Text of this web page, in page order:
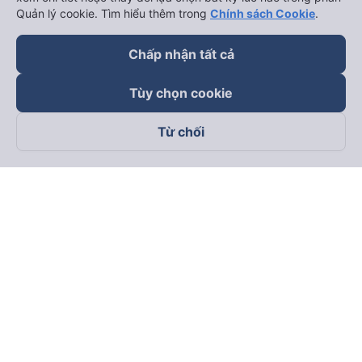
Theo dõi chúng tôi trên
Quản lý cookie. Tìm hiểu thêm trong Chính sách Cookie.
Chấp nhận tất cả
Tùy chọn cookie
Từ chối